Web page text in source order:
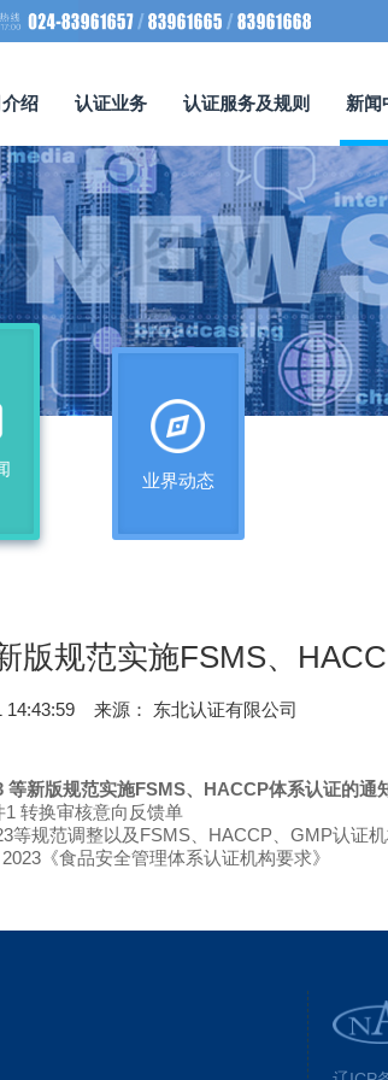
绍 认证业务 认证服务及规则 新闻
业界动态
版规范实施FSMS、
14:43:59 来源： 东北认证有限公司
等新版规范实施FSMS、HACCP体系认证的通
1 转换审核意向反馈单
规范调整以及FSMS、HACCP、GMP认证机
《食品安全管理体系认证机构要求》